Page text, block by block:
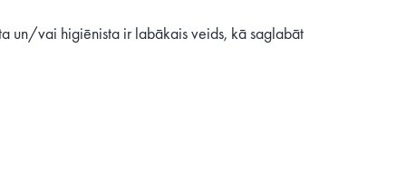
un/vai higiēnista ir labākais veids, kā saglabāt